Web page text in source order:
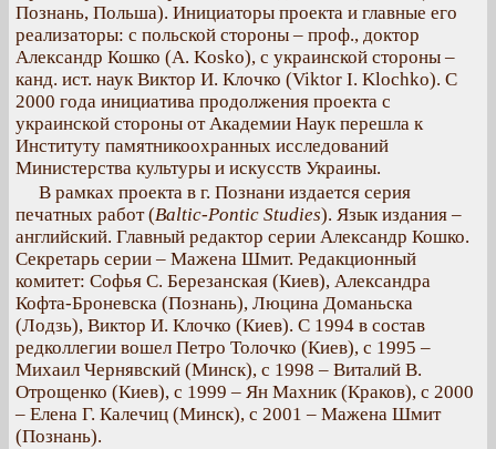
Познань, Польша). Инициаторы проекта и главные его
реализаторы: с польской стороны – проф., доктор
Александр Кошко (A. Kosko), с украинской стороны –
канд. ист. наук Виктор И. Клочко (Viktor I. Klochko). С
2000 года инициатива продолжения проекта с
украинской стороны от Академии Наук перешла к
Институту памятникоохранных исследований
Министерства культуры и искусств Украины.
В рамках проекта в г. Познани издается серия
печатных работ (Baltic-Pontic Studies). Язык издания –
английский. Главный редактор серии Александр Кошко.
Секретарь серии – Мажена Шмит. Редакционный
комитет: Софья С. Березанская (Киев), Александра
Кофта-Броневска (Познань), Люцина Доманьска
(Лодзь), Виктор И. Клочко (Киев). С 1994 в состав
редколлегии вошел Петро Толочко (Киев), с 1995 –
Михаил Чернявский (Минск), c 1998 – Виталий В.
Отрощенко (Киев), с 1999 – Ян Махник (Краков), с 2000
– Елена Г. Калечиц (Минск), с 2001 – Мажена Шмит
(Познань).